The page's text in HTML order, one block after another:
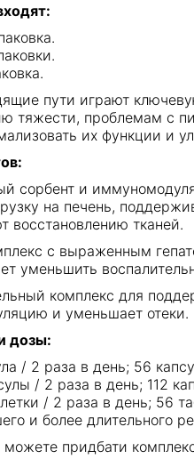
пути играют
тяжести, проблемам с
их функции и
сорбент и
на печень,
восстановлению тканей.
с выраженным
уменьшить
комплекс для
и уменьшает
дозы:
/ 2 раза в день; 56
/ 2 раза в день; 112
/ 2 раза в день; 56
и более длительного
придбати